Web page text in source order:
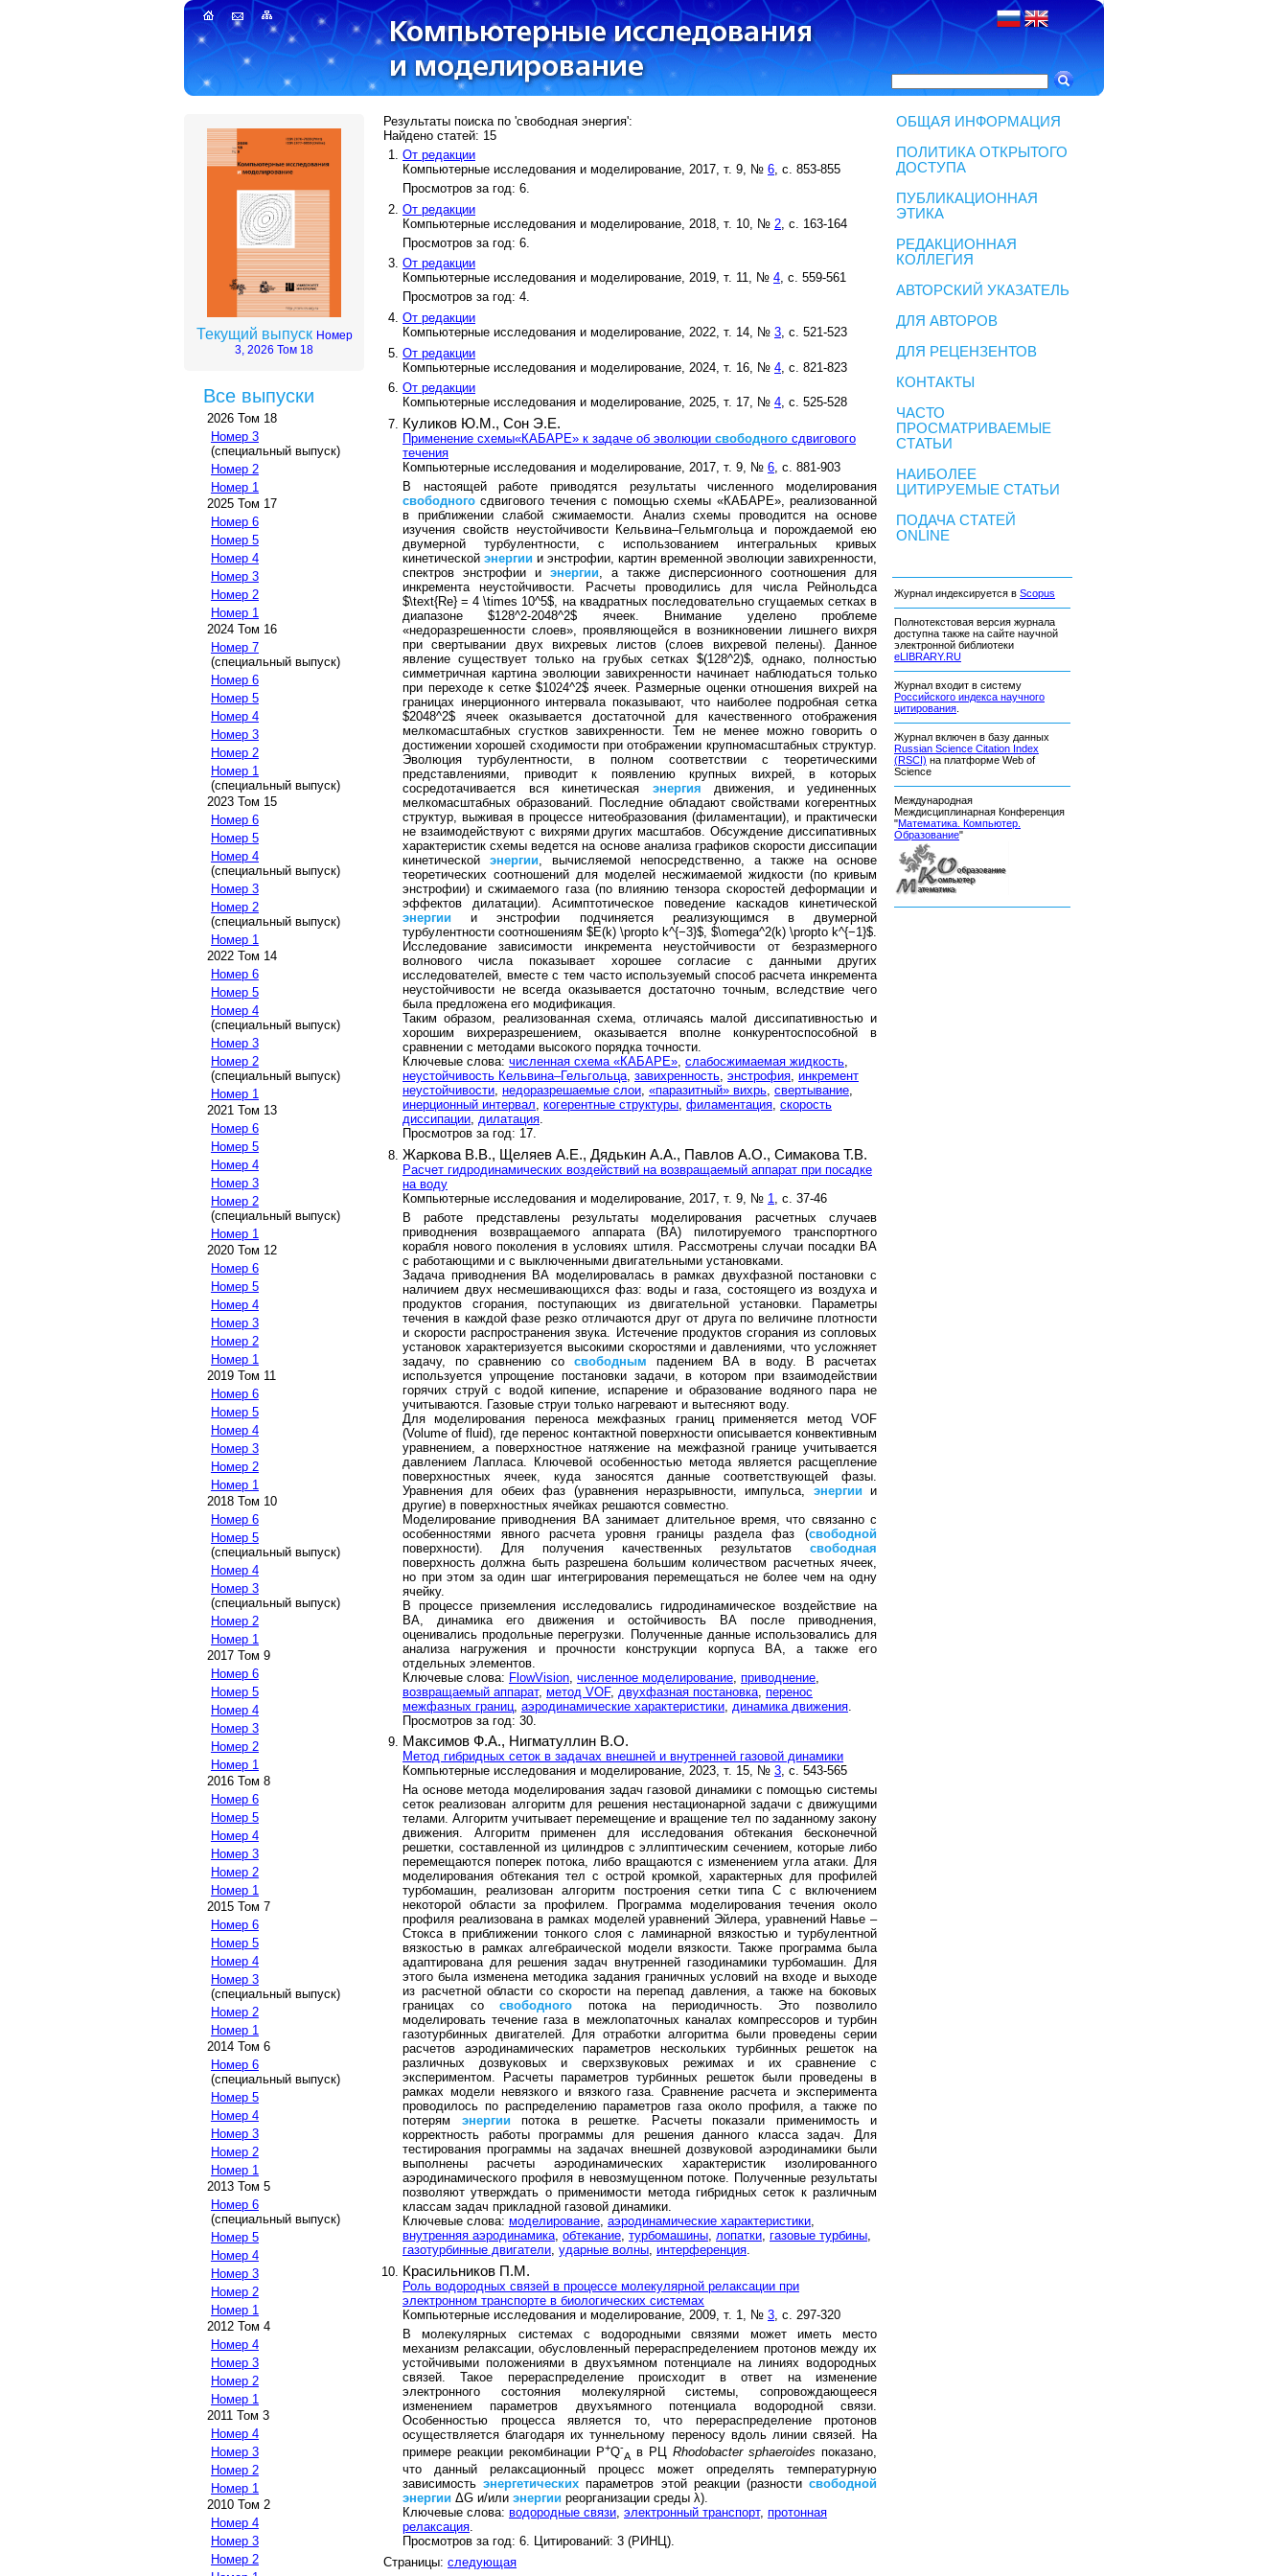
Текущий выпуск Номер
3, 2026 Том 18
Все выпуски
2026 Том 18
Номер 3
(специальный выпуск)
Номер 2
Номер 1
2025 Том 17
Номер 6
Номер 5
Номер 4
Номер 3
Номер 2
Номер 1
2024 Том 16
Номер 7
(специальный выпуск)
Номер 6
Номер 5
Номер 4
Номер 3
Номер 2
Номер 1
(специальный выпуск)
2023 Том 15
Номер 6
Номер 5
Номер 4
(специальный выпуск)
Номер 3
Номер 2
(специальный выпуск)
Номер 1
2022 Том 14
Номер 6
Номер 5
Номер 4
(специальный выпуск)
Номер 3
Номер 2
(специальный выпуск)
Номер 1
2021 Том 13
Номер 6
Номер 5
Номер 4
Номер 3
Номер 2
(специальный выпуск)
Номер 1
2020 Том 12
Номер 6
Номер 5
Номер 4
Номер 3
Номер 2
Номер 1
2019 Том 11
Номер 6
Номер 5
Номер 4
Номер 3
Номер 2
Номер 1
2018 Том 10
Номер 6
Номер 5
(специальный выпуск)
Номер 4
Номер 3
(специальный выпуск)
Номер 2
Номер 1
2017 Том 9
Номер 6
Номер 5
Номер 4
Номер 3
Номер 2
Номер 1
2016 Том 8
Номер 6
Номер 5
Номер 4
Номер 3
Номер 2
Номер 1
2015 Том 7
Номер 6
Номер 5
Номер 4
Номер 3
(специальный выпуск)
Номер 2
Номер 1
2014 Том 6
Номер 6
(специальный выпуск)
Номер 5
Номер 4
Номер 3
Номер 2
Номер 1
2013 Том 5
Номер 6
(специальный выпуск)
Номер 5
Номер 4
Номер 3
Номер 2
Номер 1
2012 Том 4
Номер 4
Номер 3
Номер 2
Номер 1
2011 Том 3
Номер 4
Номер 3
Номер 2
Номер 1
2010 Том 2
Номер 4
Номер 3
Номер 2
Результаты поиска по 'свободная энергия':
Найдено статей: 15
От редакции
Компьютерные исследования и моделирование, 2017, т. 9, № 6, с. 853-855
Просмотров за год: 6.
От редакции
Компьютерные исследования и моделирование, 2018, т. 10, № 2 , с. 163-164
Просмотров за год: 6.
От редакции
Компьютерные исследования и моделирование, 2019, т. 11, № 4, с. 559-561
Просмотров за год: 4.
От редакции
Компьютерные исследования и моделирование, 2022, т. 14, № 3 , с. 521-523
От редакции
Компьютерные исследования и моделирование, 2024, т. 16, № 4 , с. 821-823
От редакции
Компьютерные исследования и моделирование, 2025, т. 17, № 4, с. 525-528
Куликов Ю.М., Сон Э.Е.
Применение схемы«КАБАРЕ» к задаче об эволюции свободного сдвигового
течения
Компьютерные исследования и моделирование, 2017, т. 9, № 6 , с. 881-903
В настоящей работе приводятся результаты численного моделирования
свободного сдвигового течения с помощью схемы «КАБАРЕ», реализованной
в приближении слабой сжимаемости. Анализ схемы проводится на основе
изучения свойств неустойчивости Кельвина–Гельмгольца и порождаемой ею
двумерной турбулентности, с использованием интегральных кривых
кинетической энергии и энстрофии, картин временной эволюции завихренности,
спектров энстрофии и энергии , а также дисперсионного соотношения для
инкремента неустойчивости. Расчеты проводились для числа Рейнольдса
$\text{Re} = 4 \times 10^5$, на квадратных последовательно сгущаемых сетках в
диапазоне $128^2-2048^2$ ячеек. Внимание уделено проблеме
«недоразрешенности слоев», проявляющейся в возникновении лишнего вихря
при свертывании двух вихревых листов (слоев вихревой пелены). Данное
явление существует только на грубых сетках $(128^2)$, однако, полностью
симметричная картина эволюции завихренности начинает наблюдаться только
при переходе к сетке $1024^2$ ячеек. Размерные оценки отношения вихрей на
границах инерционного интервала показывают, что наиболее подробная сетка
$2048^2$ ячеек оказывается достаточной для качественного отображения
мелкомасштабных сгустков завихренности. Тем не менее можно говорить о
достижении хорошей сходимости при отображении крупномасштабных структур.
Эволюция турбулентности, в полном соответствии с теоретическими
представлениями, приводит к появлению крупных вихрей, в которых
сосредотачивается вся кинетическая энергия движения, и уединенных
мелкомасштабных образований. Последние обладают свойствами когерентных
структур, выживая в процессе нитеобразования (филаментации), и практически
не взаимодействуют с вихрями других масштабов. Обсуждение диссипативных
характеристик схемы ведется на основе анализа графиков скорости диссипации
кинетической энергии , вычисляемой непосредственно, а также на основе
теоретических соотношений для моделей несжимаемой жидкости (по кривым
энстрофии) и сжимаемого газа (по влиянию тензора скоростей деформации и
эффектов дилатации). Асимптотическое поведение каскадов кинетической
энергии и энстрофии подчиняется реализующимся в двумерной
турбулентности соотношениям $E(k) \propto k^{−3}$, $\omega^2(k) \propto k^{−1}$.
Исследование зависимости инкремента неустойчивости от безразмерного
волнового числа показывает хорошее согласие с данными других
исследователей, вместе с тем часто используемый способ расчета инкремента
неустойчивости не всегда оказывается достаточно точным, вследствие чего
была предложена его модификация.
Таким образом, реализованная схема, отличаясь малой диссипативностью и
хорошим вихреразрешением, оказывается вполне конкурентоспособной в
сравнении с методами высокого порядка точности.
Ключевые слова: численная схема «КАБАРЕ» слабосжимаемая жидкость
неустойчивость Кельвина–Гельгольца завихренность энстрофия инкремент
неустойчивости недоразрешаемые слои «паразитный» вихрь свертывание
инерционный интервал когерентные структуры филаментация скорость
диссипации дилатация
Просмотров за год: 17.
Жаркова В.В., Щеляев А.Е., Дядькин А.А., Павлов А.О., Симакова Т.В.
Расчет гидродинамических воздействий на возвращаемый аппарат при посадке
на воду
Компьютерные исследования и моделирование, 2017, т. 9, № 1
, с. 37-46
В работе представлены результаты моделирования расчетных случаев
приводнения возвращаемого аппарата (ВА) пилотируемого транспортного
корабля нового поколения в условиях штиля. Рассмотрены случаи посадки ВА
с работающими и с выключенными двигательными установками.
Задача приводнения ВА моделировалась в рамках двухфазной постановки с
наличием двух несмешивающихся фаз: воды и газа, состоящего из воздуха и
продуктов сгорания, поступающих из двигательной установки. Параметры
течения в каждой фазе резко отличаются друг от друга по величине плотности
и скорости распространения звука. Истечение продуктов сгорания из сопловых
установок характеризуется высокими скоростями и давлениями, что усложняет
задачу, по сравнению со свободным падением ВА в воду. В расчетах
используется упрощение постановки задачи, в котором при взаимодействии
горячих струй с водой кипение, испарение и образование водяного пара не
учитываются. Газовые струи только нагревают и вытесняют воду.
Для моделирования переноса межфазных границ применяется метод VOF
(Volume of fluid), где перенос контактной поверхности описывается конвективным
уравнением, а поверхностное натяжение на межфазной границе учитывается
давлением Лапласа. Ключевой особенностью метода является расщепление
поверхностных ячеек, куда заносятся данные соответствующей фазы.
Уравнения для обеих фаз (уравнения неразрывности, импульса, энергии и
другие) в поверхностных ячейках решаются совместно.
Моделирование приводнения ВА занимает длительное время, что связанно с
особенностями явного расчета уровня границы раздела фаз (свободной
поверхности). Для получения качественных результатов свободная
поверхность должна быть разрешена большим количеством расчетных ячеек,
но при этом за один шаг интегрирования перемещаться не более чем на одну
ячейку.
В процессе приземления исследовались гидродинамическое воздействие на
ВА, динамика его движения и остойчивость ВА после приводнения,
оценивались продольные перегрузки. Полученные данные использовались для
анализа нагружения и прочности конструкции корпуса ВА, а также его
отдельных элементов.
Ключевые слова: FlowVision численное моделирование приводнение
возвращаемый аппарат, метод VOF, двухфазная постановка перенос
межфазных границ аэродинамические характеристики динамика движения
Просмотров за год: 30.
Максимов Ф.А., Нигматуллин В.О.
Метод гибридных сеток в задачах внешней и внутренней газовой динамики
Компьютерные исследования и моделирование, 2023, т. 15, № 3, с. 543-565
На основе метода моделирования задач газовой динамики с помощью системы
сеток реализован алгоритм для решения нестационарной задачи с движущими
телами. Алгоритм учитывает перемещение и вращение тел по заданному закону
движения. Алгоритм применен для исследования обтекания бесконечной
решетки, составленной из цилиндров с эллиптическим сечением, которые либо
перемещаются поперек потока, либо вращаются с изменением угла атаки. Для
моделирования обтекания тел с острой кромкой, характерных для профилей
турбомашин, реализован алгоритм построения сетки типа С с включением
некоторой области за профилем. Программа моделирования течения около
профиля реализована в рамках моделей уравнений Эйлера, уравнений Навье –
Стокса в приближении тонкого слоя с ламинарной вязкостью и турбулентной
вязкостью в рамках алгебраической модели вязкости. Также программа была
адаптирована для решения задач внутренней газодинамики турбомашин. Для
этого была изменена методика задания граничных условий на входе и выходе
из расчетной области со скорости на перепад давления, а также на боковых
границах сосвободного потока на периодичность. Это позволило
моделировать течение газа в межлопаточных каналах компрессоров и турбин
газотурбинных двигателей. Для отработки алгоритма были проведены серии
расчетов аэродинамических параметров нескольких турбинных решеток на
различных дозвуковых и сверхзвуковых режимах и их сравнение с
экспериментом. Расчеты параметров турбинных решеток были проведены в
рамках модели невязкого и вязкого газа. Сравнение расчета и эксперимента
проводилось по распределению параметров газа около профиля, а также по
потерям энергии потока в решетке. Расчеты показали применимость и
корректность работы программы для решения данного класса задач. Для
тестирования программы на задачах внешней дозвуковой аэродинамики были
выполнены расчеты аэродинамических характеристик изолированного
аэродинамического профиля в невозмущенном потоке. Полученные результаты
позволяют утверждать о применимости метода гибридных сеток к различным
классам задач прикладной газовой динамики.
Ключевые слова: моделирование, аэродинамические характеристики,
внутренняя аэродинамика, обтекание, турбомашины, лопатки, газовые турбины,
газотурбинные двигатели, ударные волны, интерференция.
Красильников П.М.
Роль водородных связей в процессе молекулярной релаксации при
электронном транспорте в биологических системах
Компьютерные исследования и моделирование, 2009, т. 1, № 3 , с. 297-320
В молекулярных системах с водородными связями может иметь место
механизм релаксации, обусловленный перераспределением протонов между их
устойчивыми положениями в двухъямном потенциале на линиях водородных
связей. Такое перераспределение происходит в ответ на изменение
электронного состояния молекулярной системы, сопровождающееся
изменением параметров двухъямного потенциала водородной связи.
Особенностью процесса является то, что перераспределение протонов
осуществляется благодаря их туннельному переносу вдоль линии связей. На
примере реакции рекомбинации P+Q-
A в РЦ Rhodobacter sphaeroides показано,
что данный релаксационный процесс может определять температурную
зависимостьэнергетических параметров этой реакции (разностисвободной
энергии ΔG и/или энергии реорганизации среды λ).
Ключевые слова: водородные связи, электронный транспорт, протонная
релаксация.
Просмотров за год: 6. Цитирований: 3 (РИНЦ).
Страницы: следующая
ОБЩАЯ ИНФОРМАЦИЯ
ПОЛИТИКА ОТКРЫТОГО
ДОСТУПА
ПУБЛИКАЦИОННАЯ
ЭТИКА
РЕДАКЦИОННАЯ
КОЛЛЕГИЯ
АВТОРСКИЙ УКАЗАТЕЛЬ
ДЛЯ АВТОРОВ
ДЛЯ РЕЦЕНЗЕНТОВ
КОНТАКТЫ
ЧАСТО
ПРОСМАТРИВАЕМЫЕ
СТАТЬИ
НАИБОЛЕЕ
ЦИТИРУЕМЫЕ СТАТЬИ
ПОДАЧА СТАТЕЙ
ONLINE
Журнал индексируется в Scopus
Полнотекстовая версия журнала
доступна также на сайте научной
электронной библиотеки
eLIBRARY.RU
Журнал входит в систему
Российского индекса научного
цитирования
Журнал включен в базу данных
Russian Science Citation Index
(RSCI) на платформе Web of
Science
Международная
Междисциплинарная Конференция
"Математика. Компьютер.
Образование"